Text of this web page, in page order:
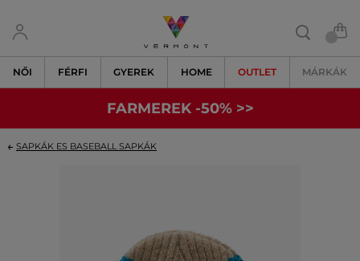
NŐI FÉRFI GYEREK HOME OUTLET MÁRKÁK
FARMEREK -50% >>
SAPKÁK ES BASEBALL SAPKÁK